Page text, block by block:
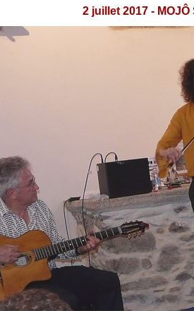
2 juillet 2017 -